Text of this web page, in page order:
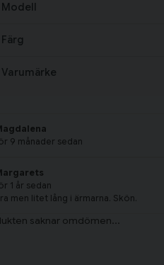
Modell
Färg
Varumärke
9 månader sedan
1 år sedan
men litet lång i ärmarna. Skön.